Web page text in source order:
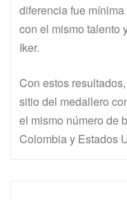
diferencia fue
con el mismo talento
Iker.
Con estos
sitio del medallero
el mismo número de
Colombia y Estados